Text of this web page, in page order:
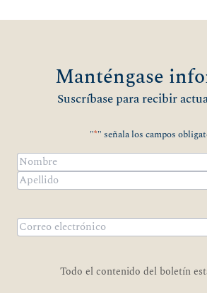
Manténgase
Suscríbase para recibir
"*" señala los campos
Nombre*
Nombre
Todo el contenido del boletín